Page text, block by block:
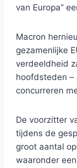
van Europa”
Macron
gezamenlijke
verdeeldheid
hoofdsteden –
concurreren
De voorzitter
tijdens de
groot aantal
waaronder